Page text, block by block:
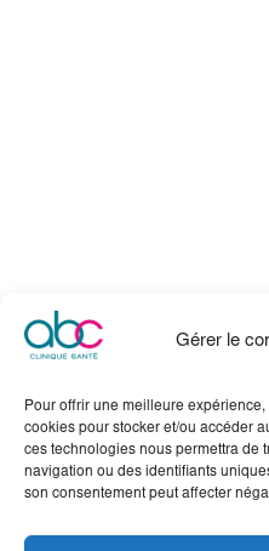
Gérer le
Pour offrir une meilleure
cookies pour stocker et/ou accéder
ces technologies nous permettra de
navigation ou des identifiants
son consentement peut affecter